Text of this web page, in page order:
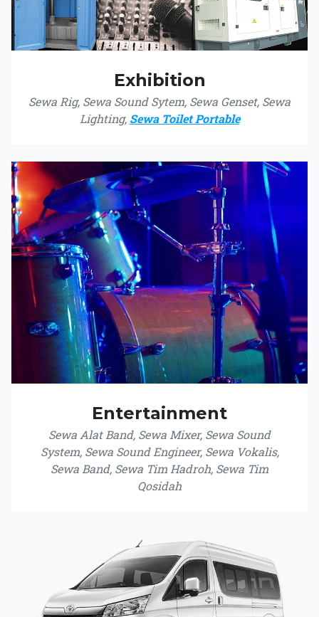
Exhibition
Sewa Rig, Sewa Sound Sytem, Sewa Genset, Sewa
Lighting, Sewa Toilet Portable
Entertainment
Sewa Alat Band, Sewa Mixer, Sewa Sound
System, Sewa Sound Engineer, Sewa Vokalis,
Sewa Band, Sewa Tim Hadroh, Sewa Tim
Qosidah